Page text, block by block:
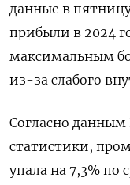
данные в
прибыли в 2024
максимальным
из-за слабого
Согласно
статистики,
упала на 7,3%